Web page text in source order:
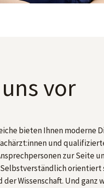
vor
bieten Ihnen moderne
und
zur Seite
orientiert
Wissenschaft. Und ganz